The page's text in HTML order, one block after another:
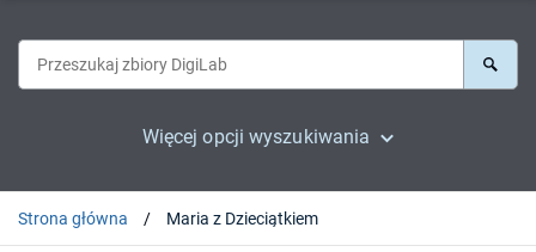
Więcej opcji wyszukiwania
Strona główna Maria z Dzieciątkiem